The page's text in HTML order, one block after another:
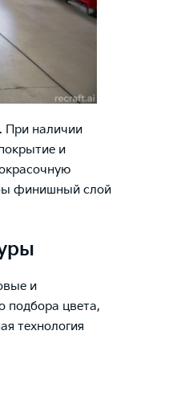
При наличии
и
финишный слой
и
подбора цвета,
технология